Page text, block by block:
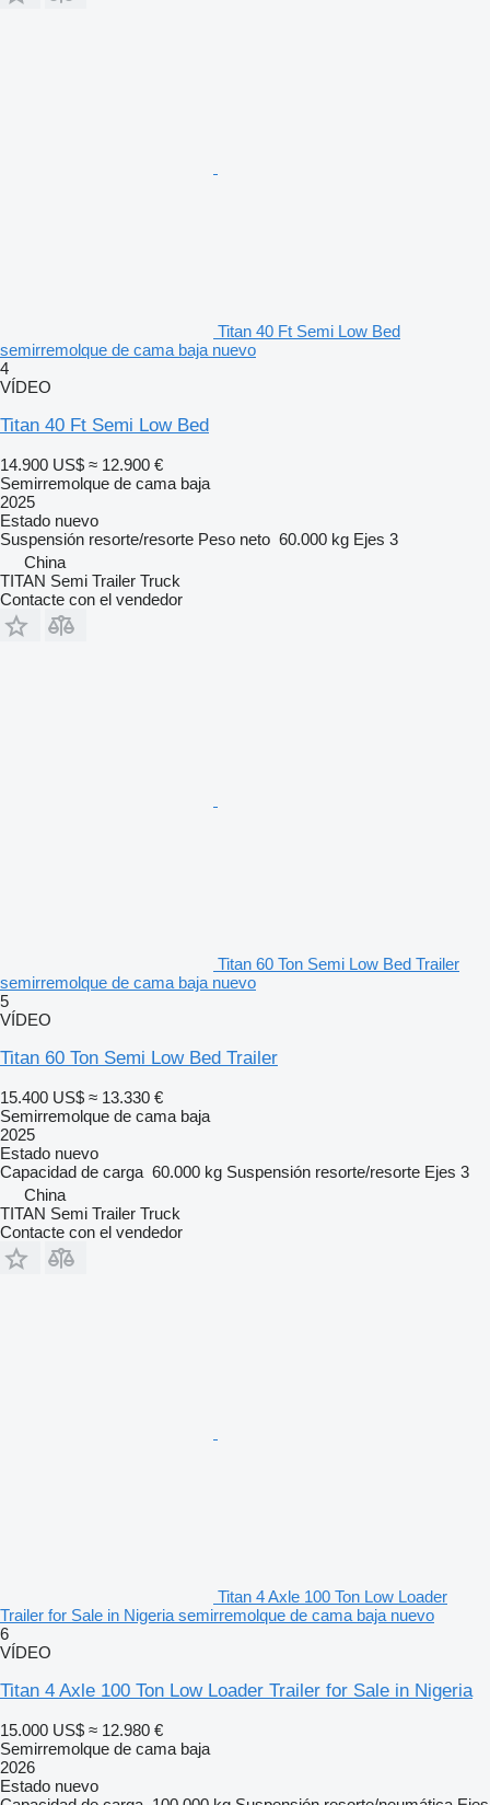
Titan 40 Ft Semi Low Bed
semirremolque de cama baja nuevo
4
VÍDEO
Titan 40 Ft Semi Low Bed
14.900 US$ ≈ 12.900 €
Semirremolque de cama baja
2025
Estado nuevo
Suspensión resorte/resorte Peso neto 60.000 kg Ejes 3
China
TITAN Semi Trailer Truck
Contacte con el vendedor
Titan 60 Ton Semi Low Bed Trailer
semirremolque de cama baja nuevo
5
VÍDEO
Titan 60 Ton Semi Low Bed Trailer
15.400 US$ ≈ 13.330 €
Semirremolque de cama baja
2025
Estado nuevo
Capacidad de carga 60.000 kg Suspensión resorte/resorte Ejes 3
China
TITAN Semi Trailer Truck
Contacte con el vendedor
Titan 4 Axle 100 Ton Low Loader
Trailer for Sale in Nigeria semirremolque de cama baja nuevo
6
VÍDEO
Titan 4 Axle 100 Ton Low Loader Trailer for Sale in Nigeria
15.000 US$ ≈ 12.980 €
Semirremolque de cama baja
2026
Estado nuevo